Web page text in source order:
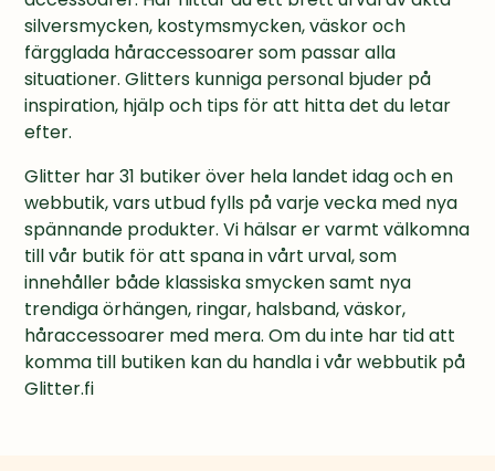
silversmycken, kostymsmycken, väskor och
färgglada håraccessoarer som passar alla
situationer. Glitters kunniga personal bjuder på
inspiration, hjälp och tips för att hitta det du letar
efter.
Glitter har 31 butiker över hela landet idag och en
webbutik, vars utbud fylls på varje vecka med nya
spännande produkter. Vi hälsar er varmt välkomna
till vår butik för att spana in vårt urval, som
innehåller både klassiska smycken samt nya
trendiga örhängen, ringar, halsband, väskor,
håraccessoarer med mera. Om du inte har tid att
komma till butiken kan du handla i vår webbutik på
Glitter.fi